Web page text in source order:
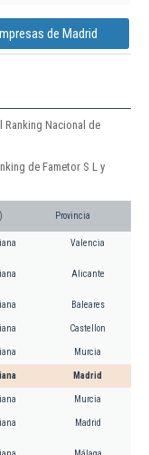
de Madrid
Ranking Nacional de
de Fametor S L y
Provincia
Valencia
Alicante
Baleares
Castellon
Murcia
Madrid
Murcia
Madrid